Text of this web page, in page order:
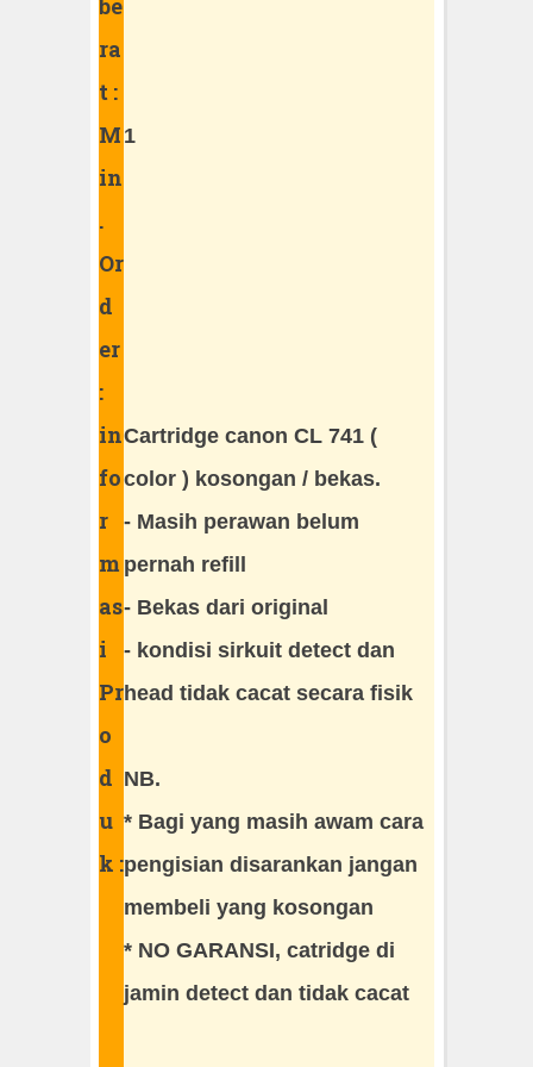
ra
t :
M
in
.
Or
d
er
:
1
in
fo
r
m
as
i
Pr
o
d
u
k :
Cartridge canon CL 741 (
color ) kosongan / bekas.
- Masih perawan belum
pernah refill
- Bekas dari original
- kondisi sirkuit detect dan
head tidak cacat secara fisik
NB.
* Bagi yang masih awam cara
pengisian disarankan jangan
membeli yang kosongan
* NO GARANSI, catridge di
jamin detect dan tidak cacat